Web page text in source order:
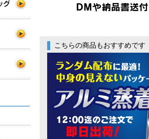
こちらの商品もおすすめです